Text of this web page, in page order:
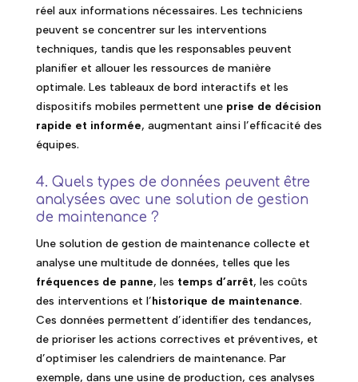
réel aux informations nécessaires. Les techniciens
peuvent se concentrer sur les interventions
techniques, tandis que les responsables peuvent
planifier et allouer les ressources de manière
optimale. Les tableaux de bord interactifs et les
dispositifs mobiles permettent une prise de décision
rapide et informée, augmentant ainsi l’efficacité des
équipes.
4. Quels types de données peuvent être
analysées avec une solution de gestion
de maintenance ?
Une solution de gestion de maintenance collecte et
analyse une multitude de données, telles que les
fréquences de panne, les temps d’arrêt, les coûts
des interventions et l’historique de maintenance.
Ces données permettent d’identifier des tendances,
de prioriser les actions correctives et préventives, et
d’optimiser les calendriers de maintenance. Par
exemple, dans une usine de production, ces analyses